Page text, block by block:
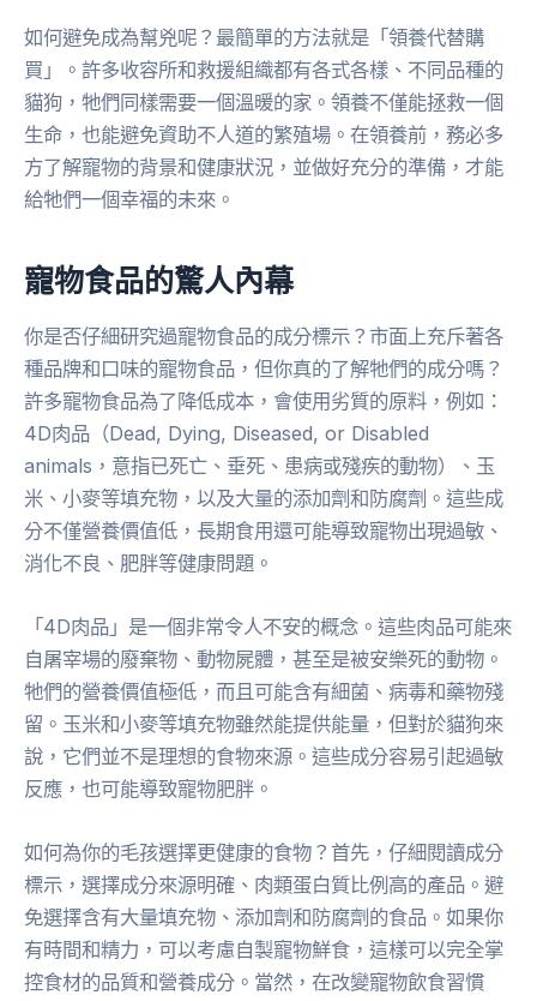
如何避免成為幫兇呢？最簡單的方法就是「領養代替購
買」。許多收容所和救援組織都有各式各樣、不同品種的
貓狗，牠們同樣需要一個溫暖的家。領養不僅能拯救一個
生命，也能避免資助不人道的繁殖場。在領養前，務必多
方了解寵物的背景和健康狀況，並做好充分的準備，才能
給牠們一個幸福的未來。
寵物食品的驚人內幕
你是否仔細研究過寵物食品的成分標示？市面上充斥著各
種品牌和口味的寵物食品，但你真的了解牠們的成分嗎？
許多寵物食品為了降低成本，會使用劣質的原料，例如：
4D肉品（Dead, Dying, Diseased, or Disabled
animals，意指已死亡、垂死、患病或殘疾的動物）、玉
米、小麥等填充物，以及大量的添加劑和防腐劑。這些成
分不僅營養價值低，長期食用還可能導致寵物出現過敏、
消化不良、肥胖等健康問題。
「4D肉品」是一個非常令人不安的概念。這些肉品可能來
自屠宰場的廢棄物、動物屍體，甚至是被安樂死的動物。
牠們的營養價值極低，而且可能含有細菌、病毒和藥物殘
留。玉米和小麥等填充物雖然能提供能量，但對於貓狗來
說，它們並不是理想的食物來源。這些成分容易引起過敏
反應，也可能導致寵物肥胖。
如何為你的毛孩選擇更健康的食物？首先，仔細閱讀成分
標示，選擇成分來源明確、肉類蛋白質比例高的產品。避
免選擇含有大量填充物、添加劑和防腐劑的食品。如果你
有時間和精力，可以考慮自製寵物鮮食，這樣可以完全掌
控食材的品質和營養成分。當然，在改變寵物飲食習慣